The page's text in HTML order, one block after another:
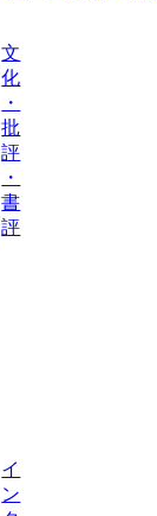
文
化
・
批
評
・
書
評
イ
ン